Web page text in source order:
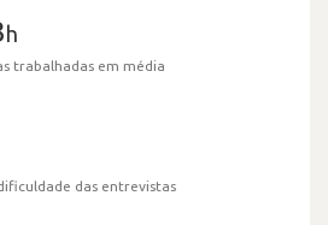
h
trabalhadas em média
das entrevistas